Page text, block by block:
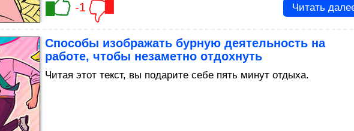
-1 Читать
Способы изображать бурную деятельность на
работе, чтобы незаметно отдохнуть
Читая этот текст, вы подарите себе пять минут отдыха.